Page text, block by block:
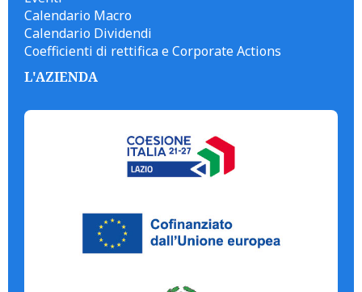
Calendario Macro
Calendario Dividendi
Coefficienti di rettifica e Corporate Actions
L'AZIENDA